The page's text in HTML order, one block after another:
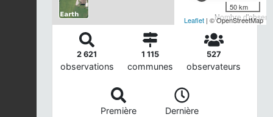
Nombre
50 km
Leaflet | © OpenStreetMap
2 621
observations
1 115
communes
527
observateurs
Première
Dernière